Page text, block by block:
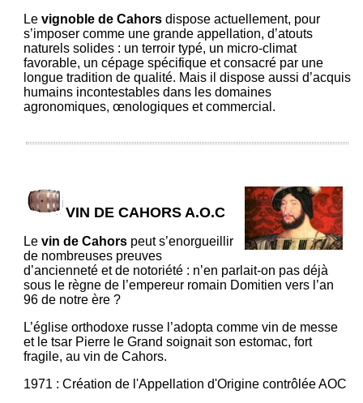
Le vignoble de Cahors dispose actuellement, pour
s’imposer comme une grande appellation, d’atouts
naturels solides : un terroir typé, un micro-climat
favorable, un cépage spécifique et consacré par une
longue tradition de qualité. Mais il dispose aussi d’acquis
humains incontestables dans les domaines
agronomiques, œnologiques et commercial.
VIN DE CAHORS A.O.C
Le vin de Cahors peut s’enorgueillir
de nombreuses preuves
d’ancienneté et de notoriété : n’en parlait-on pas déjà
sous le règne de l’empereur romain Domitien vers l’an
96 de notre ère ?
L’église orthodoxe russe l’adopta comme vin de messe
et le tsar Pierre le Grand soignait son estomac, fort
fragile, au vin de Cahors.
1971 : Création de l'Appellation d'Origine contrôlée AOC